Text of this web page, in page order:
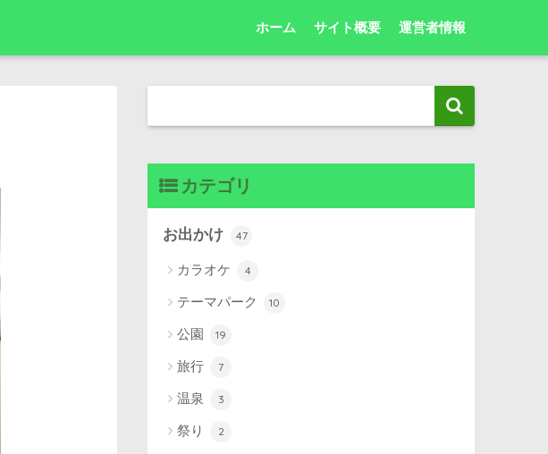
ホーム サイト概要 運営者情報
カテゴリ
お出かけ 47
カラオケ 4
テーマパーク 10
公園 19
旅行 7
温泉 3
祭り 2